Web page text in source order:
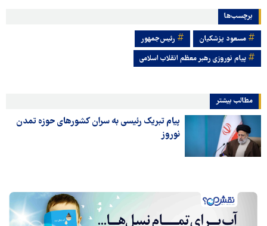
برچسب‌ها
مسعود پزشکیان
رئیس‌جمهور
پیام نوروزی رهبر معظم انقلاب اسلامی
مطالب بیشتر
پیام تبریک رئیسی به سران کشورهای حوزه تمدن
نوروز